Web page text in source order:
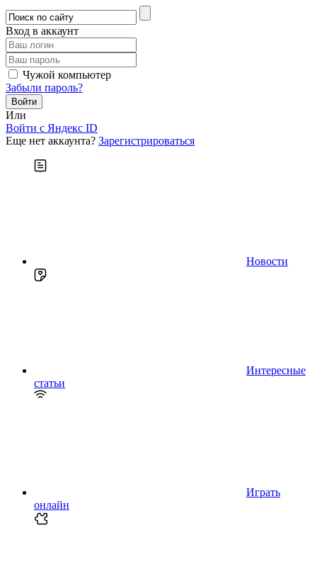
Вход в аккаунт
Чужой компьютер
Забыли пароль?
Или
Войти c Яндекс ID
Еще нет аккаунта? Зарегистрироваться
Новости
Интересные
статьи
Играть
онлайн